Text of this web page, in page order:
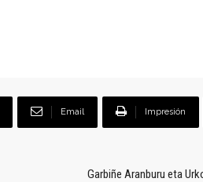
Email Impresión
Garbiñe Aranburu eta